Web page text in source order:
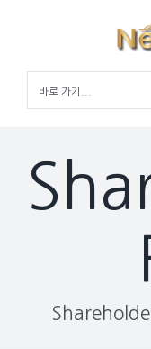
바로 가기...